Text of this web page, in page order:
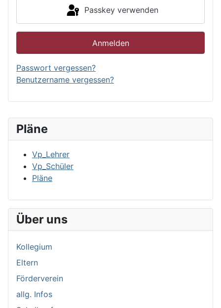
Pläne
Vp_Lehrer
Vp_Schüler
Pläne
Über uns
Kollegium
Eltern
Förderverein
allg. Infos
Passkey verwenden
Anmelden
Passwort vergessen?
Benutzername vergessen?